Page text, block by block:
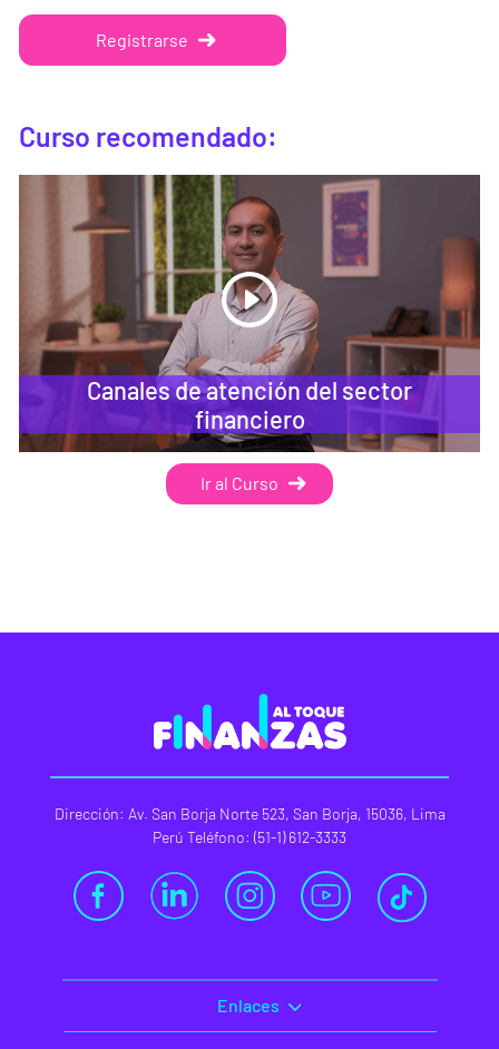
Registrarse
Curso recomendado:
Canales de atención del sector
financiero
Ir al Curso
Dirección: Av. San Borja Norte 523, San Borja, 15036, Lima
Perú Teléfono: (51-1) 612-3333
Enlaces